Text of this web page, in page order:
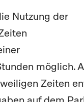
Nutzung der
möglich.
Zeiten